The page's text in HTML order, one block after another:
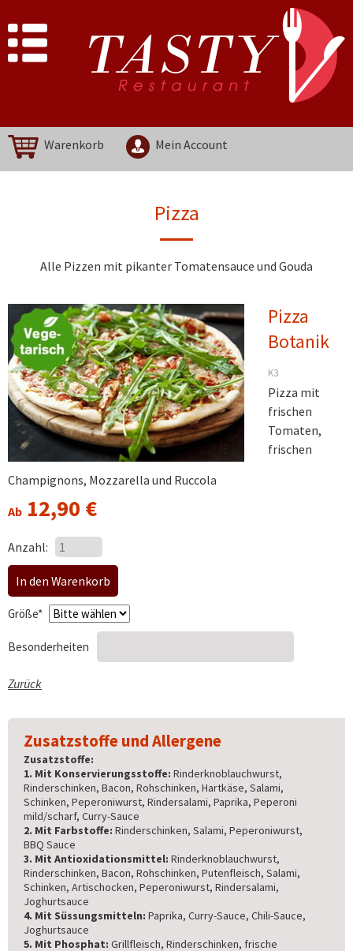
Warenkorb Mein Account
Pizza
Alle Pizzen mit pikanter Tomatensauce und Gouda
Pizza
Botanik
K3
Pizza mit
frischen
Tomaten,
frischen
Champignons, Mozzarella und Ruccola
Ab 12,90 €
Anzahl:
Pflichtfeld
Größe*
Besonderheiten
Zurück
Zusatzstoffe und Allergene
Zusatzstoffe:
1. Mit Konservierungsstoffe: Rinderknoblauchwurst,
Rinderschinken, Bacon, Rohschinken, Hartkäse, Salami,
Schinken, Peperoniwurst, Rindersalami, Paprika, Peperoni
mild/scharf, Curry-Sauce
2. Mit Farbstoffe: Rinderschinken, Salami, Peperoniwurst,
BBQ Sauce
3. Mit Antioxidationsmittel: Rinderknoblauchwurst,
Rinderschinken, Bacon, Rohschinken, Putenfleisch, Salami,
Schinken, Artischocken, Peperoniwurst, Rindersalami,
Joghurtsauce
4. Mit Süssungsmitteln: Paprika, Curry-Sauce, Chili-Sauce,
Joghurtsauce
5. Mit Phosphat: Grillfleisch, Rinderschinken, frische